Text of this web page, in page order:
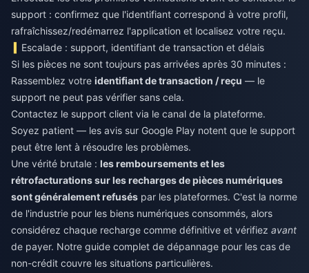
support : confirmez que l'identifiant correspond à votre profil,
rafraîchissez/redémarrez l'application et localisez votre reçu.
Escalade : support, identifiant de transaction et délais
Si les pièces ne sont toujours pas arrivées après 30 minutes :
Rassemblez votre identifiant de transaction / reçu — le
support ne peut pas vérifier sans cela.
Contactez le support client via le canal de la plateforme.
Soyez patient — les avis sur Google Play notent que le support
peut être lent à résoudre les problèmes.
Une vérité brutale : les remboursements et les
rétrofacturations sur les recharges de pièces numériques
sont généralement refusés par les plateformes. C'est la norme
de l'industrie pour les biens numériques consommés, alors
considérez chaque recharge comme définitive et vérifiez avant
de payer. Notre guide complet de dépannage pour les cas de
non-crédit couvre les situations particulières.